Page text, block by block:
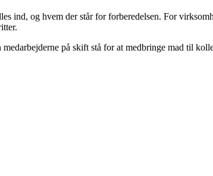
ind, og hvem der står for forberedelsen. For
på skift stå for at medbringe mad til